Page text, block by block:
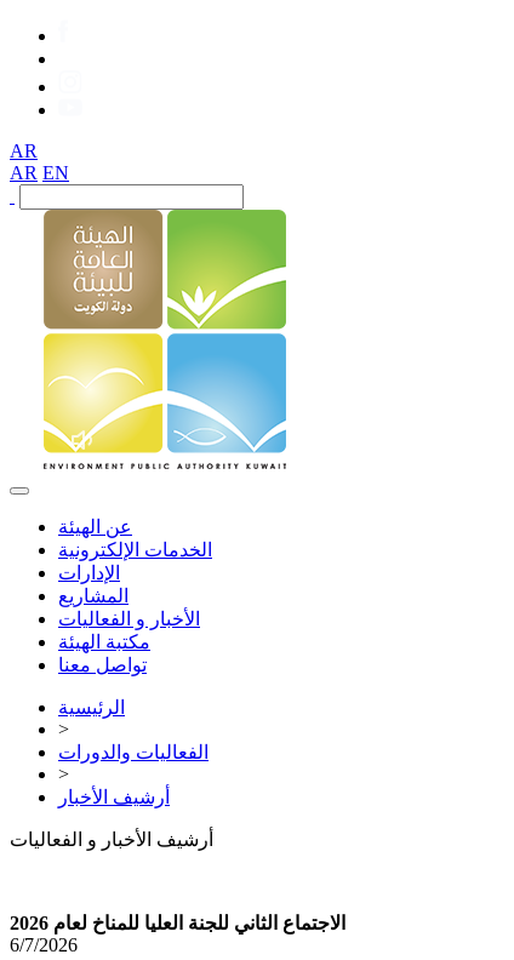
AR
AR EN
عن الهيئة
الخدمات الإلكترونية
الإدارات
المشاريع
الأخبار و الفعاليات
مكتبة الهيئة
تواصل معنا
الرئيسية
>
الفعاليات والدورات
>
أرشيف الأخبار
أرشيف الأخبار و الفعاليات
الاجتماع الثاني للجنة العليا للمناخ لعام 2026
6/7/2026